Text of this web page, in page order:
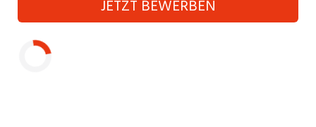
Industrie, Maschinenbau, Anlagenbau,
JETZT BEWERBEN